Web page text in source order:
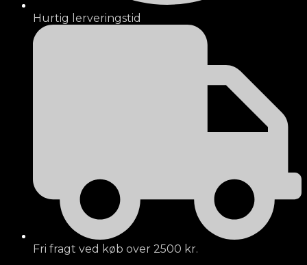
Hurtig lerveringstid
Fri fragt ved køb over 2500 kr.